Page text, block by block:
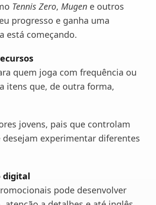
Tennis Zero, Mugen e outros
progresso e ganha uma
está começando.
quem joga com frequência ou
itens que, de outra forma,
jovens, pais que controlam
experimentar diferentes
digital
pode desenvolver